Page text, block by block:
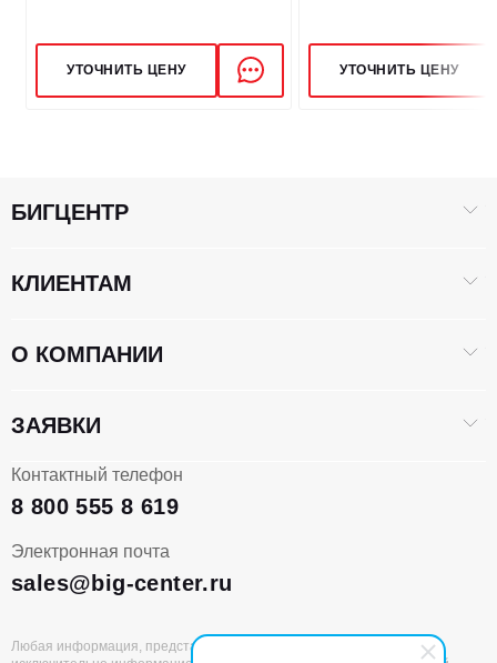
УТОЧНИТЬ ЦЕНУ УТОЧНИТЬ ЦЕНУ
Контактный телефон
8 800 555 8 619
Электронная почта
sales@big-center.ru
БИГЦЕНТР
КЛИЕНТАМ
О КОМПАНИИ
ЗАЯВКИ
Любая информация, представленная на данном сайте, носит